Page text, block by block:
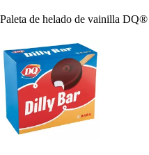
Paleta de helado de vainilla